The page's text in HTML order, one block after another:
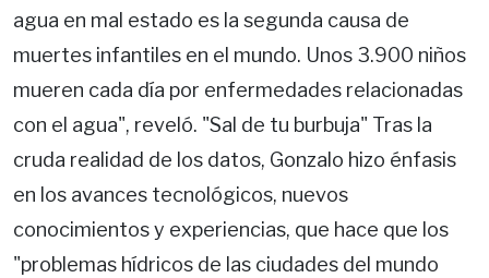
agua en mal estado es la segunda causa de
muertes infantiles en el mundo. Unos 3.900 niños
mueren cada día por enfermedades relacionadas
con el agua", reveló. "Sal de tu burbuja" Tras la
cruda realidad de los datos, Gonzalo hizo énfasis
en los avances tecnológicos, nuevos
conocimientos y experiencias, que hace que los
"problemas hídricos de las ciudades del mundo